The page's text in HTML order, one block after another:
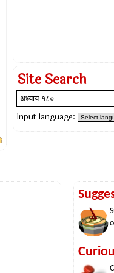
Site Search
Input language: